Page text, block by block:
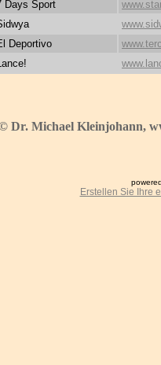
Days Sport
Deportivo
Lance!
Dr. Michael Kleinjohann,
Erstellen Sie Ihre